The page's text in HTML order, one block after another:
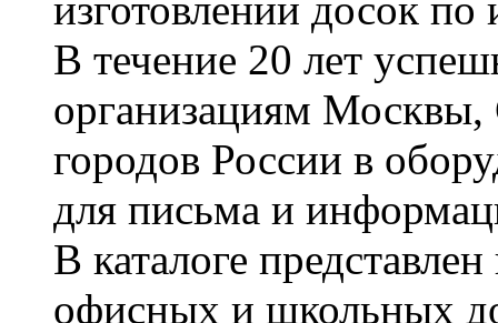
В течение 20 лет
организациям Москвы,
городов России в
для письма и
В каталоге
офисных и школьных